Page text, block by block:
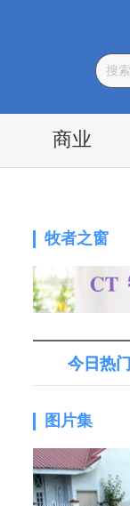
商业
牧者之窗
今日热门
图片集